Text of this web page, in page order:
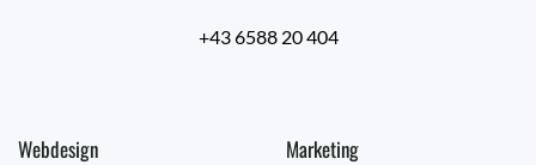
+43 6588 20 404
Webdesign Marketing